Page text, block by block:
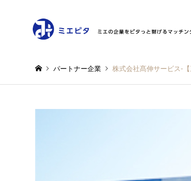
パートナー企業 株式会社髙伸サービス-